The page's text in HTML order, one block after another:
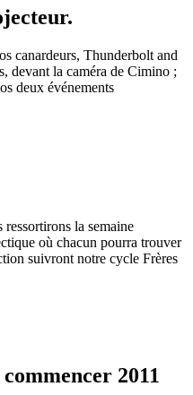
canardeurs, Thunderbolt and
devant la caméra de Cimino ;
deux événements
la semaine
où chacun pourra trouver
suivront notre cycle Frères
2011